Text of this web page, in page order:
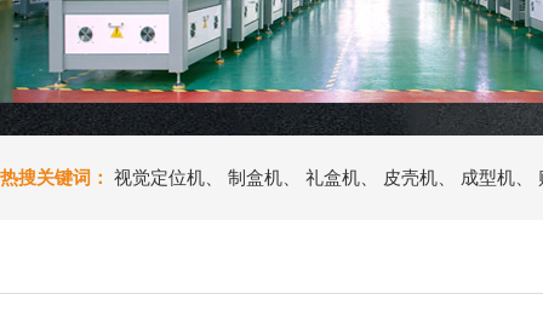
热搜关键词： 视觉定位机 制盒机 礼盒机 皮壳机 成型机